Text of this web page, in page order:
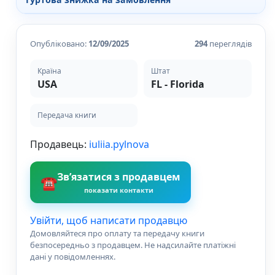
Різдвяно-зимові
На День Валентина
Книги для дорослих
Сучасна українська проза
Романи
Фантастика та фентезі
Жахи та трилери
Саморозвиток, мотивація, філософія
Бізнес Менеджмент Фінанси
Історія Наука Політологія
Батьківство та виховання
Книги про Україну
Біографічні твори
Біблії
Опубліковано: 12/09/2025 294переглядів
Країна
USA
Штат
FL - Florida
Передача книги
Продавець: iuliia.pylnova
☎Зв’язатися з продавцем
показати контакти
Увійти, щоб написати продавцю
Домовляйтеся про оплату та передачу книги
безпосередньо з продавцем. Не надсилайте платіжні
дані у повідомленнях.